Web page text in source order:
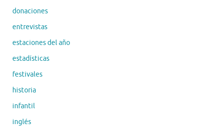
donaciones
entrevistas
estaciones del año
estadísticas
festivales
historia
infantil
inglés